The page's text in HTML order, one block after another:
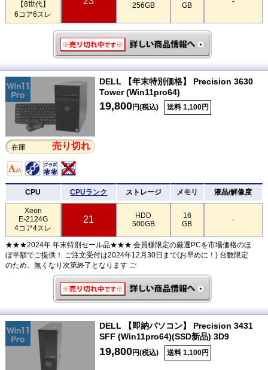
【8世代】
6コア6スレ
256GB
GB
在庫 売り切れ
DELL 【年末特別価格】 Precision 3630
Tower (Win11pro64)
19,800円(税込) 送料 1,100円
CPU CPUランク ストレージ メモリ 液晶/解像度
Xeon
E-2124G
4コア4スレ
21
HDD
500GB
16
GB
-
★★★2024年 年末特別セール品★★★ 会員様限定の厳選PCを市場価格のほ
ぼ半額でご提供！ ご注文受付は2024年12月30日まで(お早めに！) 台数限定
のため、無くなり次第終了となります ご
DELL 【即納パソコン】 Precision 3431
SFF (Win11pro64)(SSD新品) 3D9
19,800円(税込) 送料 1,100円